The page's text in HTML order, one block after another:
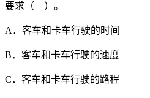
要求（ ）。
A．客车和卡车行驶的时间
B．客车和卡车行驶的速度
C．客车和卡车行驶的路程